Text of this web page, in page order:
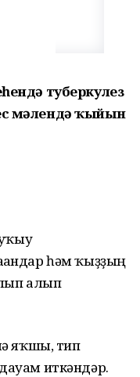
туберкулез
мәлендә ҡыйын
һәм ҡыҙҙың
алып
яҡшы, тип
иткәндәр.